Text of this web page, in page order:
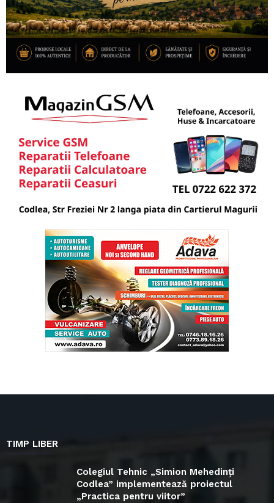
TIMP LIBER
Colegiul Tehnic „Simion Mehedinți
Codlea” implementează proiectul
„Practica pentru viitor”